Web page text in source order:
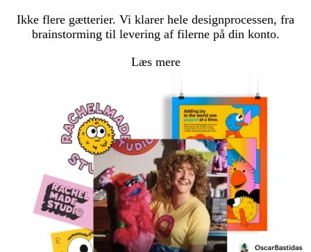
Ikke flere gætterier. Vi klarer hele designprocessen, fra
brainstorming til levering af filerne på din konto.
Læs mere